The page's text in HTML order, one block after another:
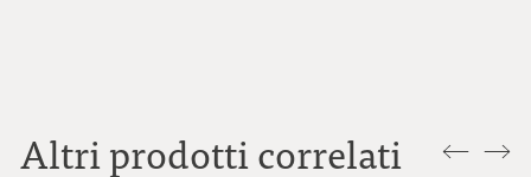
Altri prodotti correlati